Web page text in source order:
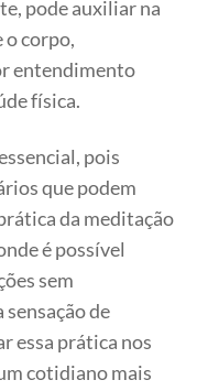
pode auxiliar na
o corpo,
entendimento
física.
pois
que podem
da meditação
é possível
sem
de
essa prática nos
cotidiano mais